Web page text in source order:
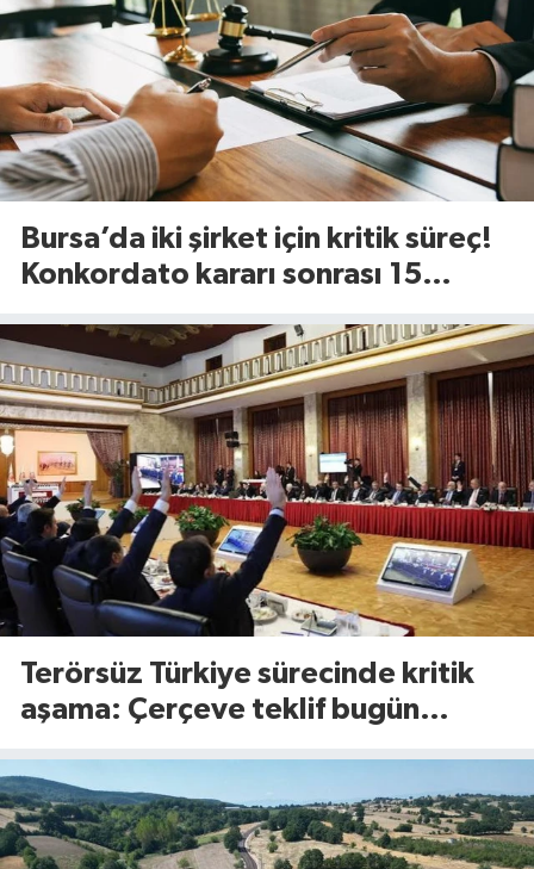
Bursa’da iki şirket için kritik süreç!
Konkordato kararı sonrası 15
Terörsüz Türkiye sürecinde kritik
aşama: Çerçeve teklif bugün